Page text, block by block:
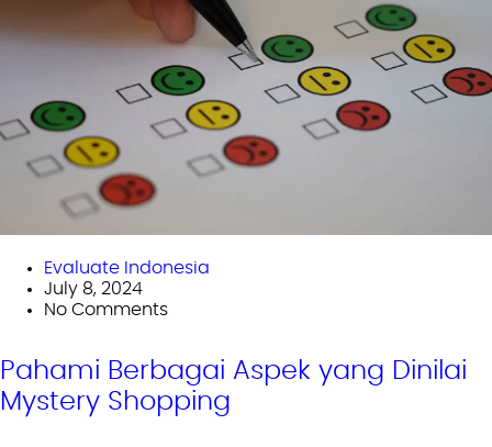
Evaluate Indonesia
July 8, 2024
No Comments
Pahami Berbagai Aspek yang Dinilai
Mystery Shopping